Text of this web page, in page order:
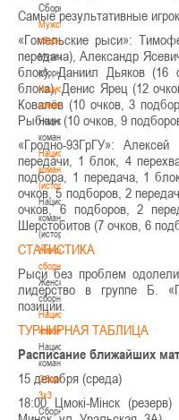
Сборные
Мужские
сборные
Мужские
сборные
Национальная
команда
Национальная
команда
Национальная
команда
(история)
Национальная
команда
(история)
Женские
сборные
Женские
сборные
Национальная
команда
Национальная
команда
Сборные
3х3
Сборные
Самые результативные
«Гомельские рыси»:
передача), Александр
блок), Даниил Дьяков (16
блока), Денис Ярец (12
Ковалёв (10 очков, 3
Рыбкин (10 очков, 9
«Гродно-93ГрГУ»:
передачи, 1 блок, 4
подбора, 1 передача, 1
очков, 5 подборов, 2
очков, 6 подборов, 2
Шерстобитов (7 очков, 6
СТАТИСТИКА
Рыси без проблем
лидерство в группе Б.
позиции.
ТУРНИРНАЯ ТАБЛИЦА
Расписание ближайших
15 декабря (среда)
18:00 Цмокі-Мінск